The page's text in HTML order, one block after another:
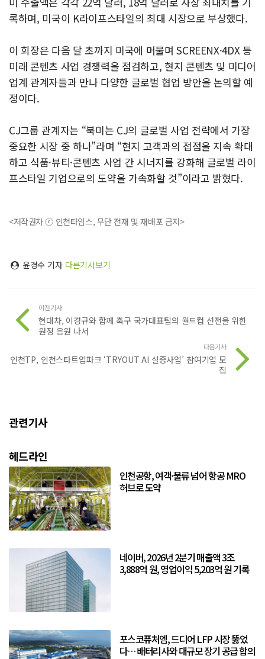
록하며, 미국이 K라이프스타일의 최대 시장으로 부상했다.
이 회장은 다음 달 초까지 미국에 머물며 SCREENX·4DX 등
미래 콘텐츠 사업 경쟁력을 점검하고, 현지 콘텐츠 및 미디어
업계 관계자들과 만나 다양한 글로벌 협업 방안을 논의할 예
정이다.
CJ그룹 관계자는 “북미는 CJ의 글로벌 사업 전략에서 가장
중요한 시장 중 하나”라며 “현지 고객과의 접점을 지속 확대
하고 식품·뷰티·콘텐츠 사업 간 시너지를 강화해 글로벌 라이
프스타일 기업으로의 도약을 가속화할 것”이라고 밝혔다.
<저작권자 ⓒ 인천타임스, 무단 전재 및 재배포 금지>
윤경수 기자 다른기사보기
이전기사
현대차, 이경규와 함께 축구 국가대표팀의 월드컵 선전을 위한
원정 응원 나서
다음기사
인천TP, 인천스타트업파크 ‘TRYOUT AI 실증사업’ 참여기업 모
집
관련기사
헤드라인
인천공항, 여객·물류 넘어 항공 MRO
허브로 도약
네이버, 2026년 2분기 매출액 3조
3,888억 원, 영업이익 5,203억 원 기록
포스코퓨처엠, 드디어 LFP 시장 뚫었
다… 배터리사와 대규모 장기 공급 합의